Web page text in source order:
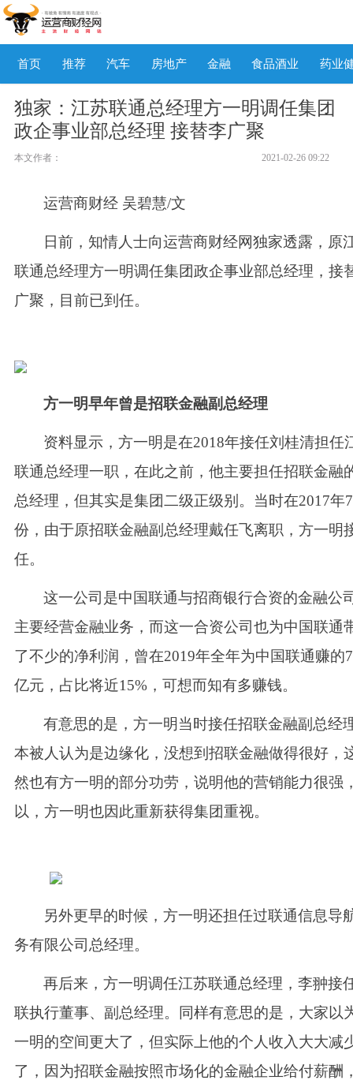
首页 推荐 汽车 房地产 金融 食品酒业 药业
独家：江苏联通总经理方一明调任集团
政企事业部总经理 接替李广聚
本文作者： 2021-02-26 09:22
运营商财经 吴碧慧/文
日前，知情人士向运营商财经网独家透露，原
联通总经理方一明调任集团政企事业部总经理，接
广聚，目前已到任。
方一明早年曾是招联金融副总经理
资料显示，方一明是在2018年接任刘桂清担任
联通总经理一职，在此之前，他主要担任招联金融
总经理，但其实是集团二级正级别。当时在2017年
份，由于原招联金融副总经理戴任飞离职，方一明
任。
这一公司是中国联通与招商银行合资的金融公
主要经营金融业务，而这一合资公司也为中国联通
了不少的净利润，曾在2019年全年为中国联通赚的
亿元，占比将近15%，可想而知有多赚钱。
有意思的是，方一明当时接任招联金融副总经
本被人认为是边缘化，没想到招联金融做得很好，
然也有方一明的部分功劳，说明他的营销能力很强
以，方一明也因此重新获得集团重视。
另外更早的时候，方一明还担任过联通信息导
务有限公司总经理。
再后来，方一明调任江苏联通总经理，李翀接
联执行董事、副总经理。同样有意思的是，大家以
一明的空间更大了，但实际上他的个人收入大大减
了，因为招联金融按照市场化的金融企业给付薪酬